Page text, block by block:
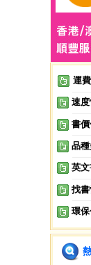
運
速
書
品
英
找
環